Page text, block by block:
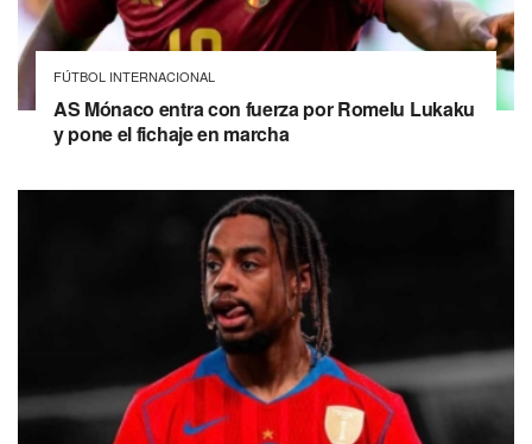
FÚTBOL INTERNACIONAL
AS Mónaco entra con fuerza por Romelu Lukaku
y pone el fichaje en marcha